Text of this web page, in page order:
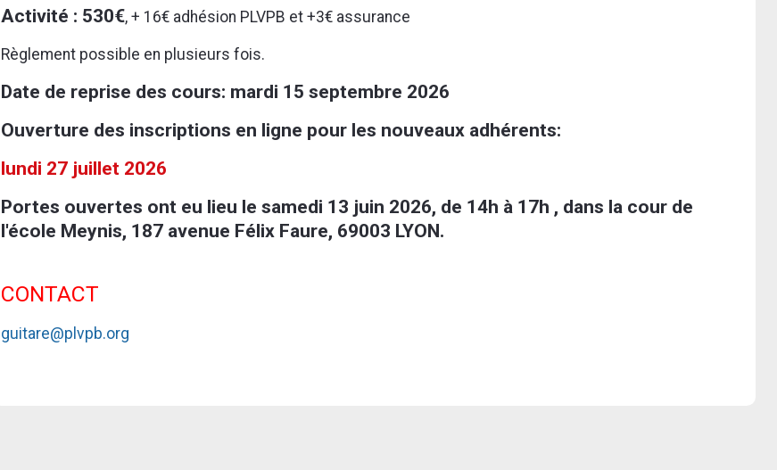
Activité : 530€, + 16€ adhésion PLVPB et +3€ assurance
Règlement possible en plusieurs fois.
Date de reprise des cours: mardi 15 septembre 2026
Ouverture des inscriptions en ligne pour les nouveaux adhérents:
lundi 27 juillet 2026
Portes ouvertes ont eu lieu le samedi 13 juin 2026, de 14h à 17h , dans la cour de
l'école Meynis, 187 avenue Félix Faure, 69003 LYON.
CONTACT
guitare@plvpb.org